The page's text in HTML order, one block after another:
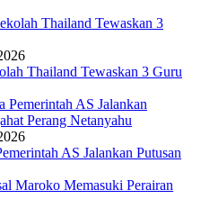
Thailand Tewaskan 3 Guru
AS Jalankan Putusan